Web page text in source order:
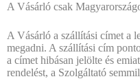
A Vásárló csak
A Vásárló a szállítási címet a
megadni. A szállítási cím
a címet hibásan jelölte és
rendelést, a Szolgáltató